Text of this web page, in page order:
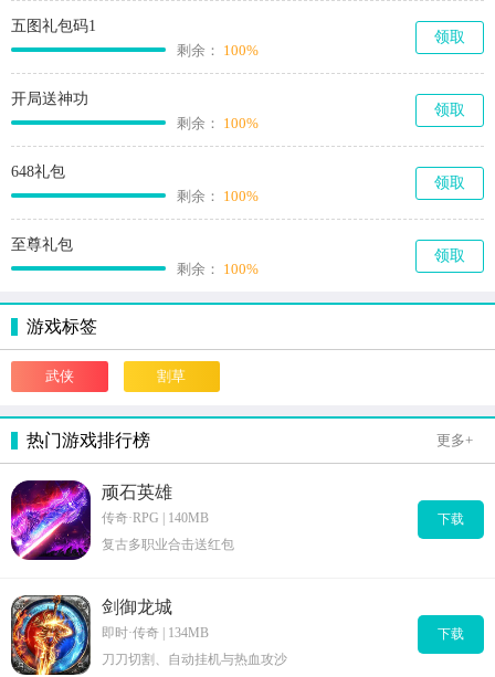
五图礼包码1
剩余： 100%
领取
开局送神功
剩余： 100%
领取
648礼包
剩余： 100%
领取
至尊礼包
剩余： 100%
领取
游戏标签
武侠 割草
热门游戏排行榜 更多+
顽石英雄
传奇·RPG | 140MB
复古多职业合击送红包
下载
剑御龙城
即时·传奇 | 134MB
刀刀切割、自动挂机与热血攻沙
下载